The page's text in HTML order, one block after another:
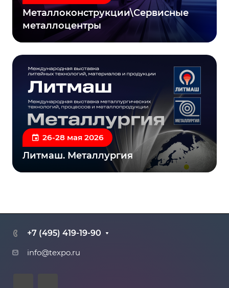
Металлоконструкции\Сервисные
металлоцентры
26-28 мая 2026
Литмаш. Металлургия
+7 (495) 419-19-90
info@texpo.ru